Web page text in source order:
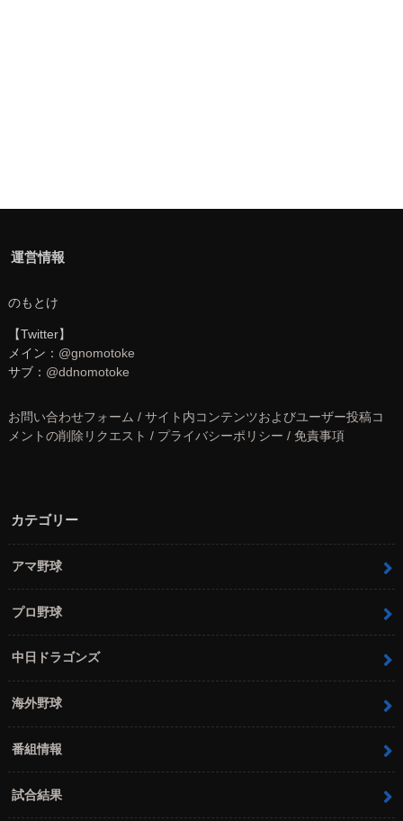
運営情報
のもとけ
【Twitter】
メイン： @gnomotoke
サブ： @ddnomotoke
お問い合わせフォーム / サイト内コンテンツおよびユーザー投稿コ
メントの削除リクエスト / プライバシーポリシー / 免責事項
カテゴリー
アマ野球
プロ野球
中日ドラゴンズ
海外野球
番組情報
試合結果